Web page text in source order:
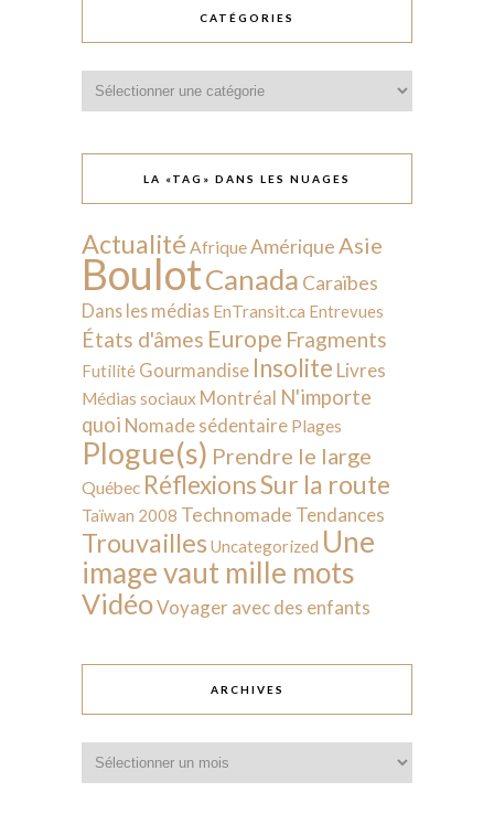
CATÉGORIES
LA «TAG» DANS LES NUAGES
Actualité AfriqueAmériqueAsie
BoulotCanada Caraïbes
Dans les médias EnTransit.ca Entrevues
États d'âmes Europe Fragments
Futilité Gourmandise Insolite Livres
Médias sociaux Montréal N'importe
quoi Nomade sédentaire Plages
Plogue(s) Prendre le large
Québec RéflexionsSur la route
Taïwan 2008 Technomade Tendances
Trouvailles Uncategorized Une
image vaut mille mots
VidéoVoyager avec des enfants
ARCHIVES